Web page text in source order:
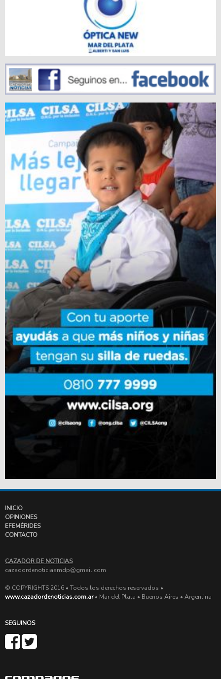
INICIO
OPINIONES
EFEMÉRIDES
CONTACTO
CAZADOR DE NOTICIAS
cazadordenoticiasmdp@gmail.com
© COPYRIGHTS 2016 • Todos los derechos reservados •
www.cazadordenoticias.com.ar• Mar del Plata • Buenos Aires • Argentina
SEGUINOS